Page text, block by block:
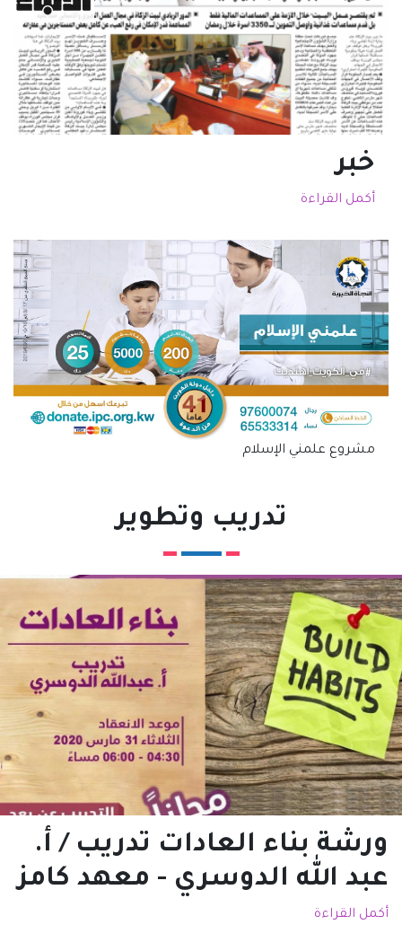
خبر
أكمل القراءة
مشروع علمني الإسلام
تدريب وتطوير
ورشة بناء العادات تدريب / أ.
عبد الله الدوسري - معهد كامز
أكمل القراءة